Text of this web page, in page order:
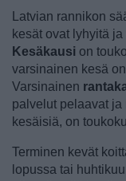
Latvian rannikon
kesät ovat lyhyitä
Kesäkausi on
varsinainen kesä
Varsinainen
palvelut pelaavat
kesäisiä, on
Terminen kevät
lopussa tai